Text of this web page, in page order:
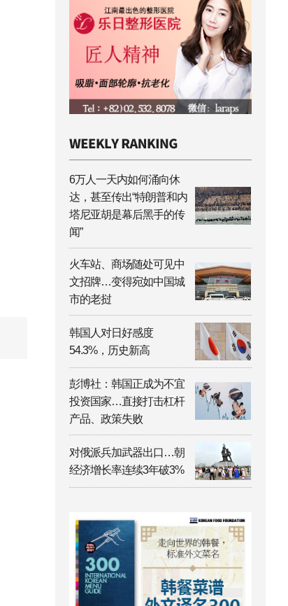
6万人一天内如何涌向休
达，甚至传出“特朗普和内
塔尼亚胡是幕后黑手的传
闻”
火车站、商场随处可见中
文招牌…变得宛如中国城
市的老挝
韩国人对日好感度
54.3%，历史新高
彭博社：韩国正成为不宜
投资国家…直接打击杠杆
产品、政策失败
对俄派兵加武器出口…朝
经济增长率连续3年破3%